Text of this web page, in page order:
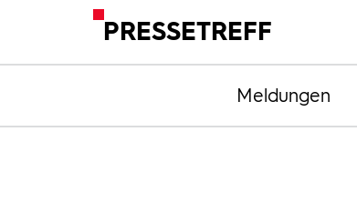
PRESSETREFF
Meldungen